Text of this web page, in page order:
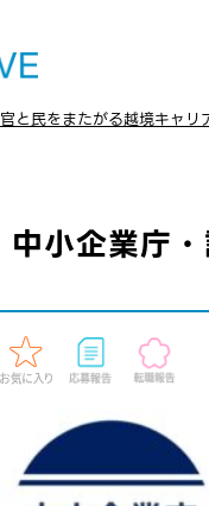
官と民をまたがる越境キャ
中小企業庁